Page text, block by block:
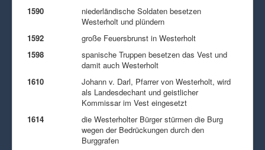
1590
niederländische Soldaten besetzen
Westerholt und plündern
1592
große Feuersbrunst in Westerholt
1598
spanische Truppen besetzen das Vest und
damit auch Westerholt
1610
Johann v. Darl, Pfarrer von Westerholt, wird
als Landesdechant und geistlicher
Kommissar im Vest eingesetzt
1614
die Westerholter Bürger stürmen die Burg
wegen der Bedrückungen durch den
Burggrafen